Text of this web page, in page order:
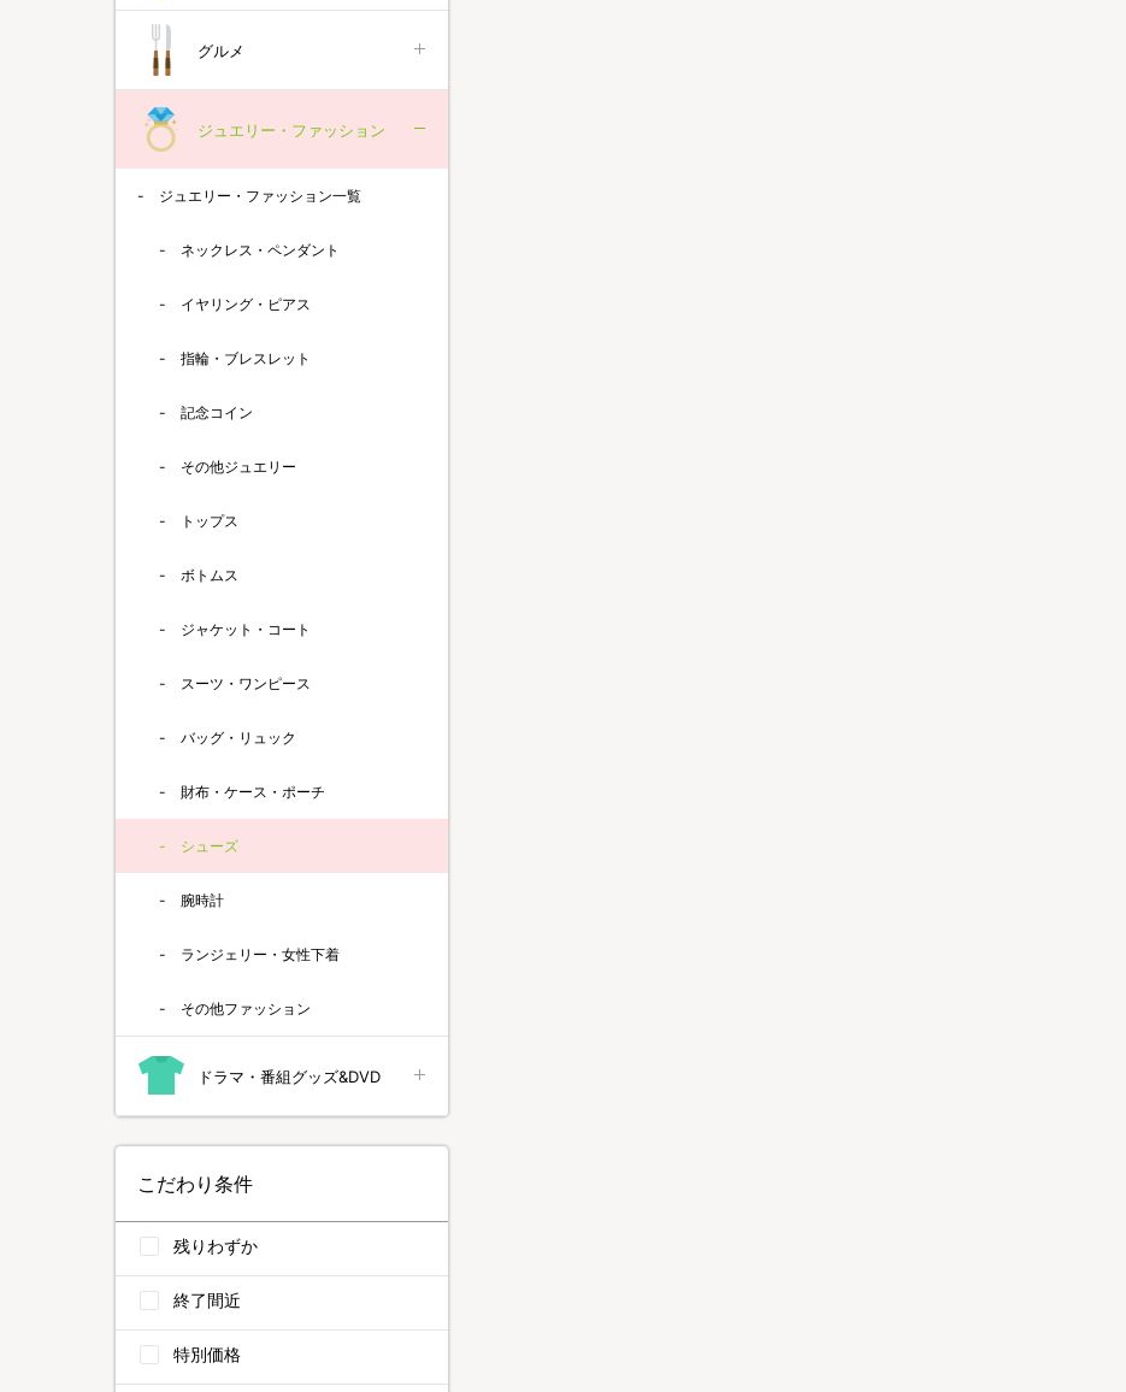
グルメ
ジュエリー・ファッション
ジュエリー・ファッション一覧
ネックレス・ペンダント
イヤリング・ピアス
指輪・ブレスレット
記念コイン
その他ジュエリー
トップス
ボトムス
ジャケット・コート
スーツ・ワンピース
バッグ・リュック
財布・ケース・ポーチ
シューズ
腕時計
ランジェリー・女性下着
その他ファッション
ドラマ・番組グッズ&DVD
こだわり条件
残りわずか
終了間近
特別価格